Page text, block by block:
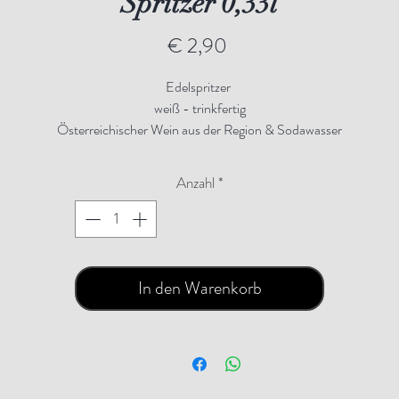
€ 2,90
Edelspritzer
weiß - trinkfertig
Österreichischer Wein aus der Region & Sodawasser
Alkohol: 5,5 % VolRestzucker: 0,5 g/l (trocken) Säure: 4,0 g/lZutaten:
Soda; Stabilisatoren: Metaweinsäure (E 353);
Schwefeldioxid (E 220)Nährwertangabenje 100 mlBrennwert0 kJ / 0
kcalKohlenhydrate0,8 gdavon Zucker0,0 gFett0,0 gGesättigte
Anzahl *
In den Warenkorb